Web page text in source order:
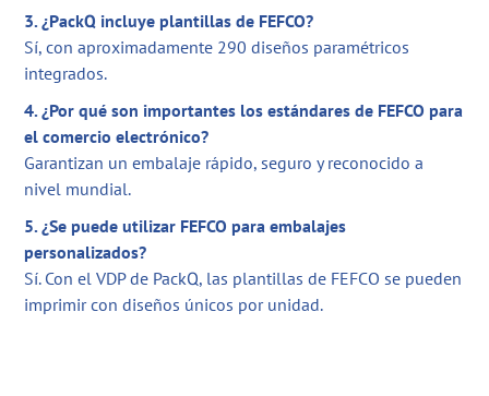
3. ¿PackQ incluye plantillas de FEFCO?
Sí, con aproximadamente 290 diseños paramétricos
integrados.
4. ¿Por qué son importantes los estándares de FEFCO para
el comercio electrónico?
Garantizan un embalaje rápido, seguro y reconocido a
nivel mundial.
5. ¿Se puede utilizar FEFCO para embalajes
personalizados?
Sí. Con el VDP de PackQ, las plantillas de FEFCO se pueden
imprimir con diseños únicos por unidad.